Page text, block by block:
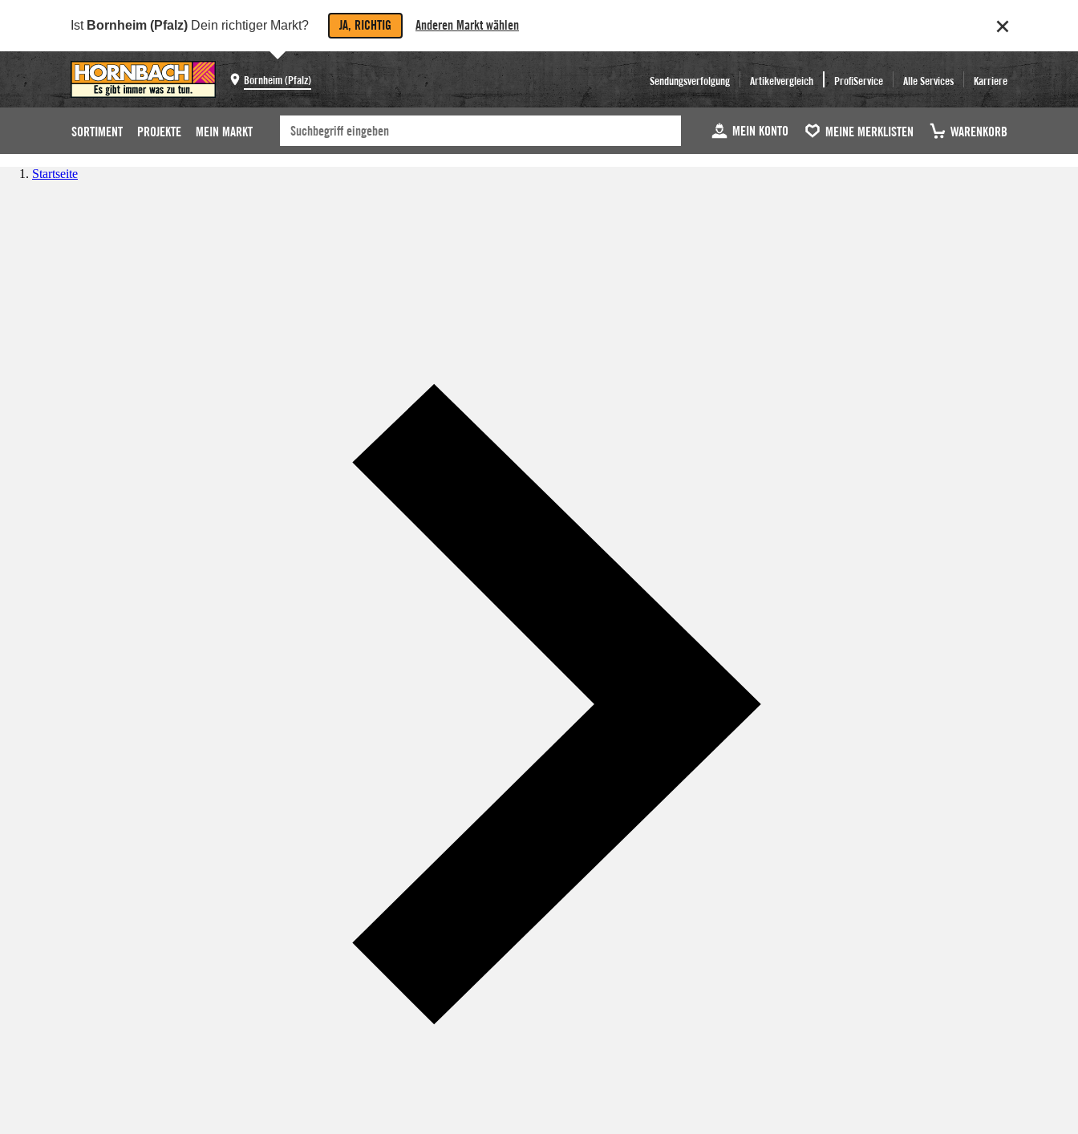
Ist Bornheim (Pfalz) Dein richtiger Markt? JA, RICHTIG Anderen Markt wählen
Bornheim (Pfalz) Sendungsverfolgung Artikelvergleich ProfiService Alle Services Karriere
SORTIMENT PROJEKTE MEIN MARKT MEIN KONTO MEINE MERKLISTEN WARENKORB
Startseite